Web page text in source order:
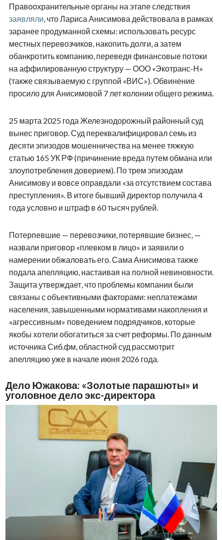
Правоохранительные органы на этапе следствия
заявляли , что Лариса Анисимова действовала в рамках
заранее продуманной схемы: использовать ресурс
местных перевозчиков, накопить долги, а затем
обанкротить компанию, переведя финансовые потоки
на аффилированную структуру — ООО «Экотранс-Н»
(также связываемую с группой «ВИС»). Обвинение
просило для Анисимовой 7 лет колонии общего режима.
25 марта 2025 года Железнодорожный районный суд
вынес приговор. Суд переквалифицировал семь из
десяти эпизодов мошенничества на менее тяжкую
статью 165 УК РФ (причинение вреда путем обмана или
злоупотребления доверием). По трем эпизодам
Анисимову и вовсе оправдали «за отсутствием состава
преступления». В итоге бывший директор получила 4
года условно и штраф в 60 тысяч рублей.
Потерпевшие — перевозчики, потерявшие бизнес, —
назвали приговор «плевком в лицо» и заявили о
намерении обжаловать его. Сама Анисимова также
подала апелляцию, настаивая на полной невиновности.
Защита утверждает, что проблемы компании были
связаны с объективными факторами: неплатежами
населения, завышенными нормативами накопления и
«агрессивным» поведением подрядчиков, которые
якобы хотели обогатиться за счет реформы. По данным
источника Сиб.фм, областной суд рассмотрит
апелляцию уже в начале июня 2026 года.
Дело Южакова: «Золотые парашюты» и
уголовное дело экс-директора